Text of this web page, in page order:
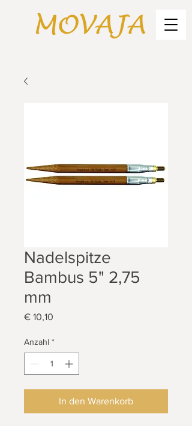
Nadelspitze
Bambus 5" 2,75
mm
€ 10,10
Anzahl *
In den Warenkorb